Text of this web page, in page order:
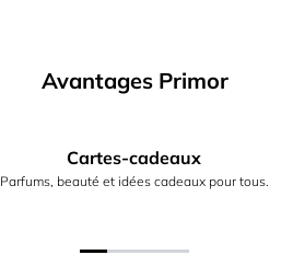
Avantages Primor
Cartes-cadeaux
Parfums, beauté et idées cadeaux pour tous.